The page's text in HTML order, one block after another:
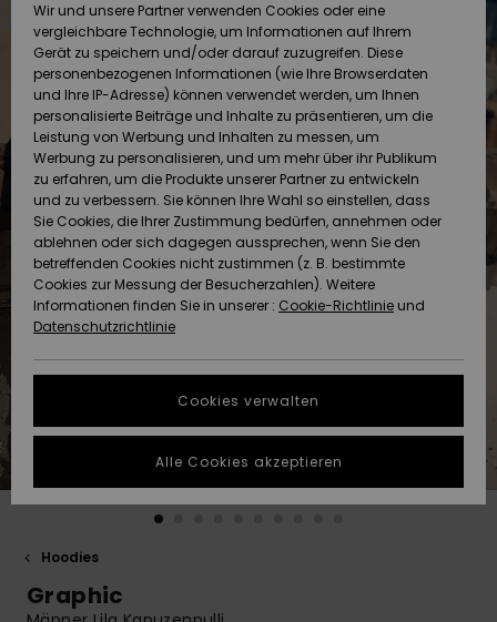
Schuhe&
Flip-Flops
Surf
Snow
Brandneu
Highlights
Schuhe&
Flip-Flops
Surf
Snow
Brandneu
Highlights
Highlights
Snow
SURF
Highlights
Community
SNOW
Snow Shop
Damen
Highlights
Community
DOPPELTER
RABATT
Outlet
Frauen
HILFE & KONTAKT
Retouren
Bezahlung
Geschenkkarte
Quiksilver
Freedom
Datenschutz
Starten Sie eine
um die
schnellste
Antwort auf Ihre
Finden Sie
NACHHALTIGKEIT
SHOPS
QUIKSILVER APP
WUNSCHLISTE
Hoodies
Graphic
Wir und unsere Partner verwenden Cookies oder eine
vergleichbare Technologie, um Informationen auf Ihrem
Gerät zu speichern und/oder darauf zuzugreifen. Diese
personenbezogenen Informationen (wie Ihre Browserdaten
und Ihre IP-Adresse) können verwendet werden, um Ihnen
personalisierte Beiträge und Inhalte zu präsentieren, um die
Leistung von Werbung und Inhalten zu messen, um
Werbung zu personalisieren, und um mehr über ihr Publikum
zu erfahren, um die Produkte unserer Partner zu entwickeln
und zu verbessern. Sie können Ihre Wahl so einstellen, dass
Sie Cookies, die Ihrer Zustimmung bedürfen, annehmen oder
ablehnen oder sich dagegen aussprechen, wenn Sie den
betreffenden Cookies nicht zustimmen (z. B. bestimmte
Cookies zur Messung der Besucherzahlen). Weitere
Informationen finden Sie in unserer : Cookie-Richtlinie und
Datenschutzrichtlinie
Cookies verwalten
Alle Cookies akzeptieren